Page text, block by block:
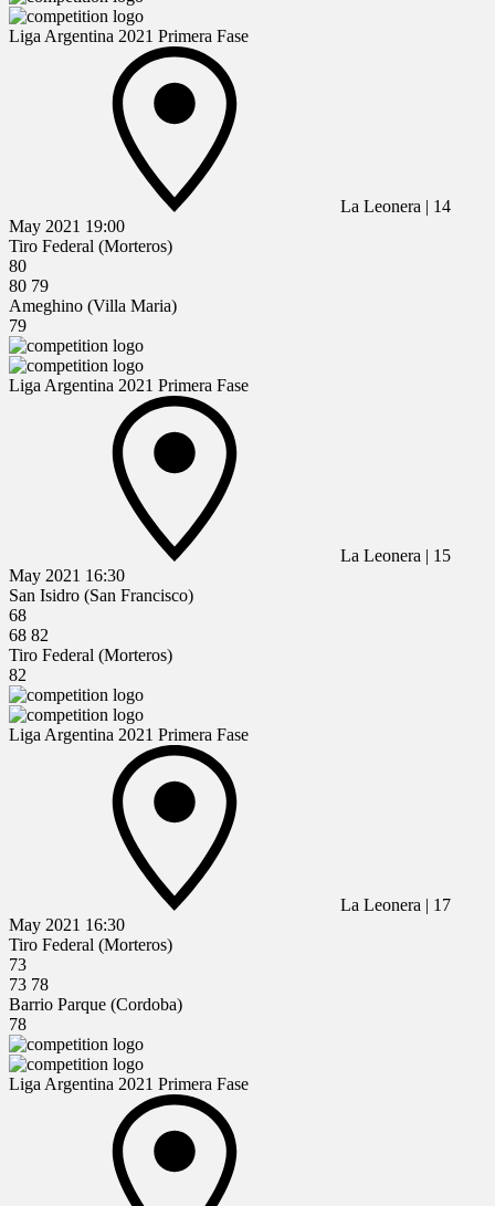
Liga Argentina 2021 Primera Fase
La Leonera | 14
May 2021 19:00
Tiro Federal (Morteros)
80
80 79
Ameghino (Villa Maria)
79
Liga Argentina 2021 Primera Fase
La Leonera | 15
May 2021 16:30
San Isidro (San Francisco)
68
68 82
Tiro Federal (Morteros)
82
Liga Argentina 2021 Primera Fase
La Leonera | 17
May 2021 16:30
Tiro Federal (Morteros)
73
73 78
Barrio Parque (Cordoba)
78
Liga Argentina 2021 Primera Fase